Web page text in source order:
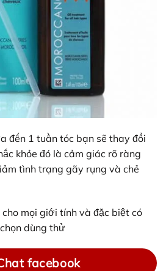
đến 1 tuần tóc bạn sẽ thay đổi
khỏe đó là cảm giác rõ ràng
tình trạng gãy rụng và chẻ
mọi giới tính và đặc biệt có
dùng thử
facebook